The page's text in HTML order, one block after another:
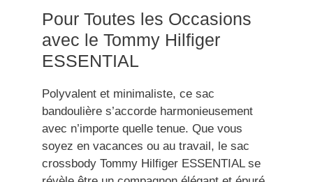
Pour Toutes les Occasions
avec le Tommy Hilfiger
ESSENTIAL
Polyvalent et minimaliste, ce sac
bandoulière s’accorde harmonieusement
avec n’importe quelle tenue. Que vous
soyez en vacances ou au travail, le sac
crossbody Tommy Hilfiger ESSENTIAL se